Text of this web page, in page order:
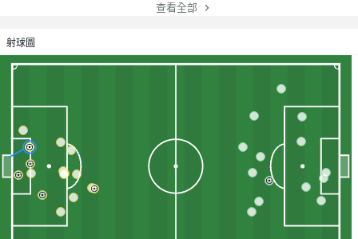
查看全部
射球圖